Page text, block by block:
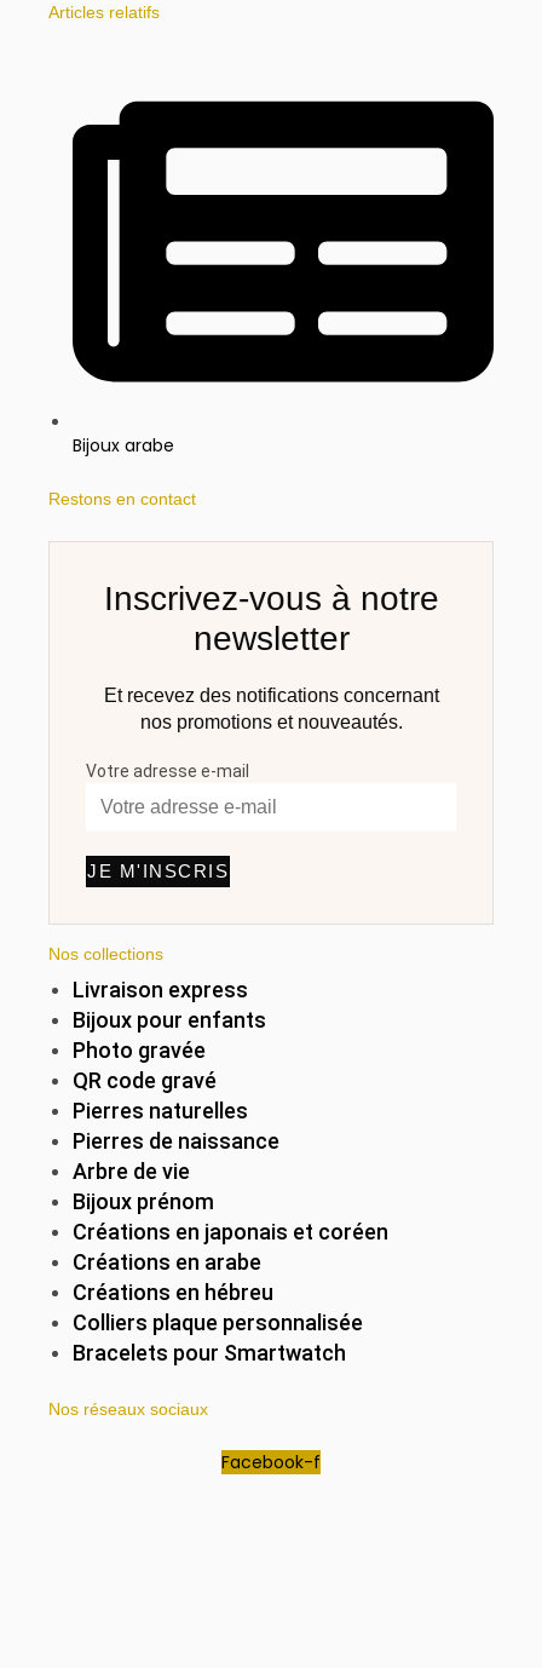
Articles relatifs
Bijoux arabe
Restons en contact​
Inscrivez-vous à notre
newsletter​
Et recevez des notifications concernant
nos promotions et nouveautés.
Votre adresse e-mail
JE M'INSCRIS
Nos collections
Livraison express
Bijoux pour enfants
Photo gravée
QR code gravé
Pierres naturelles
Pierres de naissance
Arbre de vie
Bijoux prénom
Créations en japonais et coréen
Créations en arabe
Créations en hébreu
Colliers plaque personnalisée
Bracelets pour Smartwatch
Nos réseaux sociaux
Facebook-f